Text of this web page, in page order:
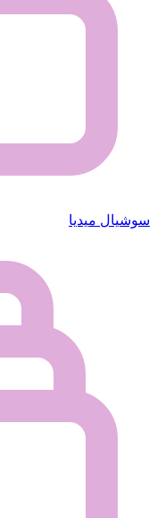
سوشيال ميديا